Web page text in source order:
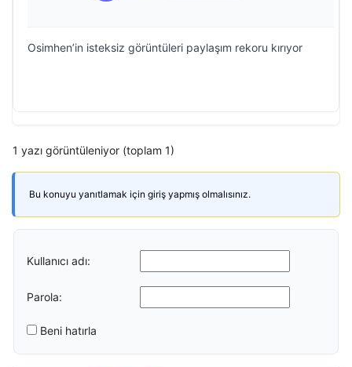
Osimhen’in isteksiz görüntüleri paylaşım rekoru kırıyor
1 yazı görüntüleniyor (toplam 1)
Bu konuyu yanıtlamak için giriş yapmış olmalısınız.
Kullanıcı adı:
Parola:
Beni hatırla